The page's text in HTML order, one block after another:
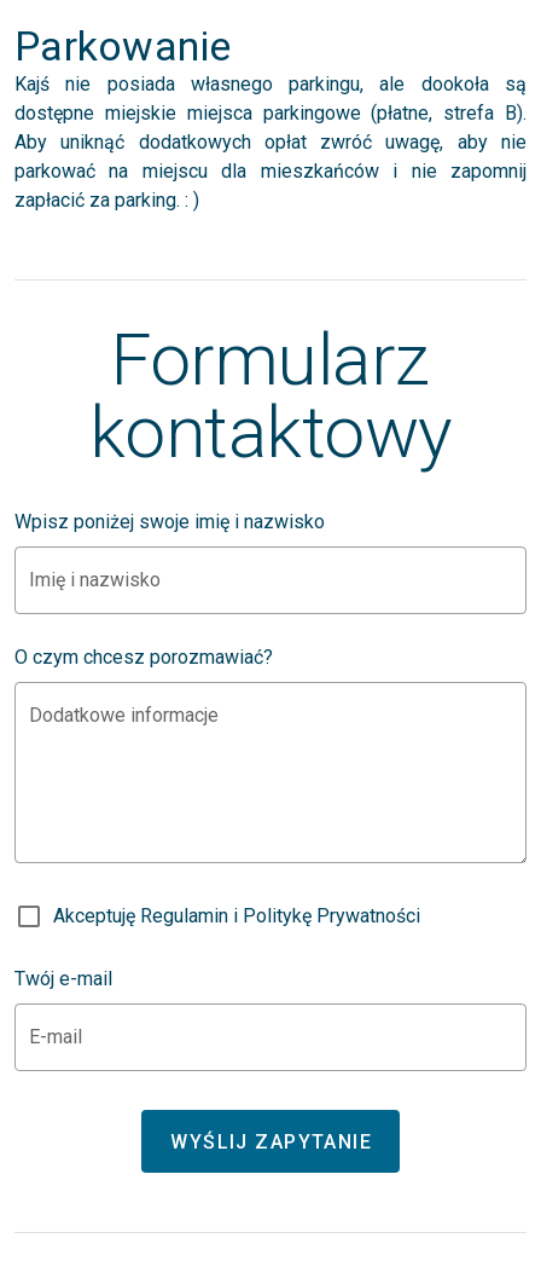
Parkowanie
Kajś nie posiada własnego parkingu, ale dookoła są
dostępne miejskie miejsca parkingowe (płatne, strefa B).
Aby uniknąć dodatkowych opłat zwróć uwagę, aby nie
parkować na miejscu dla mieszkańców i nie zapomnij
zapłacić za parking. : )
Formularz
kontaktowy
Wpisz poniżej swoje imię i nazwisko
Imię i nazwisko
O czym chcesz porozmawiać?
Dodatkowe informacje
Akceptuję Regulamin i Politykę Prywatności
Twój e-mail
E-mail
WYŚLIJ ZAPYTANIE